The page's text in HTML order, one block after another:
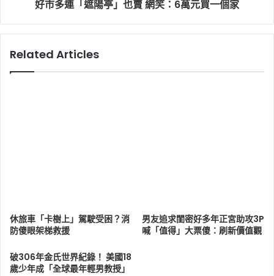
好市多連「遮陽亭」也賣 網笑：6萬元買一個家
Related Articles
休旅車「卡樹上」駕駛受困？消
防傻眼架梯救援
男友追求閨密好多年正宮助攻3P
喊「值得」大票傻：刷新價值觀
破306年金氏世界紀錄！ 美國18
歲少年成「全球最年輕男教授」